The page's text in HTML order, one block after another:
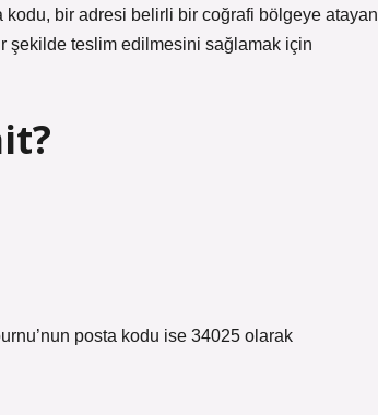
bir adresi belirli bir coğrafi bölgeye atayan
şekilde teslim edilmesini sağlamak için
posta kodu ise 34025 olarak